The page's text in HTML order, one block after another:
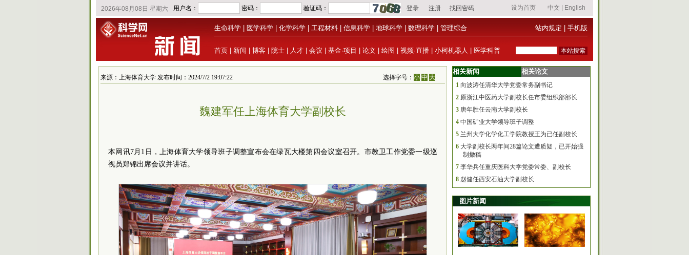
生命科学 医学科学 化学科学 工程材料 信息科学 地球科学 数理科学 管理综合 站内规定 手机版
首页 新闻 博客 院士 人才 会议 基金·项目 论文 绘图 视频·直播 小柯机器人 医学科普
来源：上海体育大学 发布时间：2024/7/2 19:07:22 选择字号：小 中 大
魏建军任上海体育大学副校长
本网讯7月1日，上海体育大学领导班子调整宣布会在绿瓦大楼第四会议室召开。市教卫工作党委一级巡
视员郑锦出席会议并讲话。
相关新闻 相关论文
1 向波涛任清华大学党委常务副书记
2 原浙江中医药大学副校长任市委组织部部长
3 唐年胜任云南大学副校长
4 中国矿业大学领导班子调整
5 兰州大学化学化工学院教授王为已任副校长
6 大学副校长两年间28篇论文遭质疑，已开始强
制撤稿
7 李华兵任重庆医科大学党委常委、副校长
8 赵健任西安石油大学副校长
图片新闻